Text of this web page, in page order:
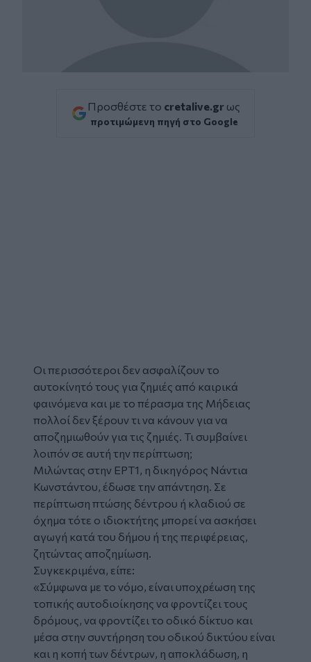
Προσθέστε το cretalive.gr ως
προτιμώμενη πηγή στο Google
Οι περισσότεροι δεν ασφαλίζουν το
αυτοκίνητό τους για ζημιές από καιρικά
φαινόμενα και με το πέρασμα της Μήδειας
πολλοί δεν ξέρουν τι να κάνουν για να
αποζημιωθούν για τις ζημιές. Τι συμβαίνει
λοιπόν σε αυτή την περίπτωση;
Μιλώντας στην ΕΡΤ1, η δικηγόρος Νάντια
Κωνστάντου, έδωσε την απάντηση. Σε
περίπτωση πτώσης δέντρου ή κλαδιού σε
όχημα τότε ο ιδιοκτήτης μπορεί να ασκήσει
αγωγή κατά του δήμου ή της περιφέρειας,
ζητώντας αποζημίωση.
Συγκεκριμένα, είπε:
«Σύμφωνα με το νόμο, είναι υποχρέωση της
τοπικής αυτοδιοίκησης να φροντίζει τους
δρόμους, να φροντίζει το οδικό δίκτυο και
μέσα στην συντήρηση του οδικού δικτύου είναι
και η κοπή των δέντρων, η αποκλάδωση, η